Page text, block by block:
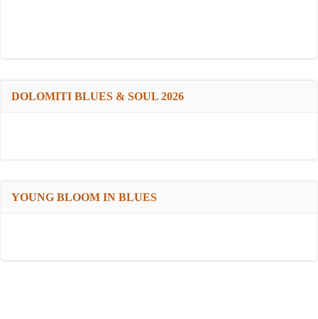
DOLOMITI BLUES & SOUL 2026
YOUNG BLOOM IN BLUES